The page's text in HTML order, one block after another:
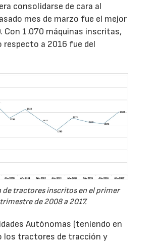
consolidarse de cara al
mes de marzo fue el mejor
Con 1.070 máquinas inscritas,
respecto a 2016 fue del
de tractores inscritos en el primer
trimestre de 2008 a 2017.
Autónomas (teniendo en
los tractores de tracción y